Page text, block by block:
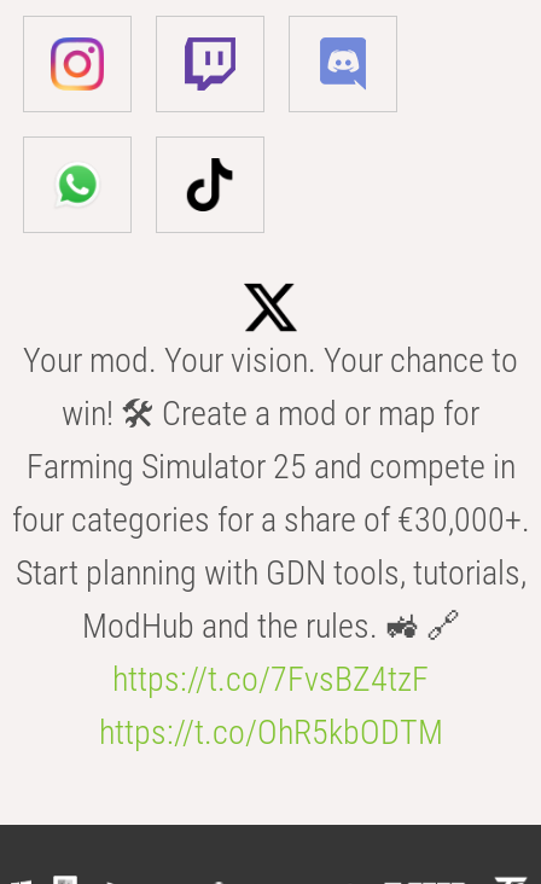
Your mod. Your vision. Your chance to
win! 🛠️ Create a mod or map for
Farming Simulator 25 and compete in
four categories for a share of €30,000+.
Start planning with GDN tools, tutorials,
ModHub and the rules. 🚜 🔗
https://t.co/7FvsBZ4tzF
https://t.co/OhR5kbODTM